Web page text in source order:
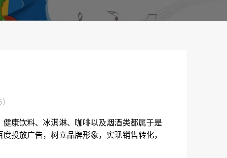
康饮料、冰淇淋、咖啡以及烟酒类都属于是
投放广告，树立品牌形象，实现销售转化，